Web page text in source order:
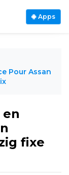
Apps
Pour Assan
fixe